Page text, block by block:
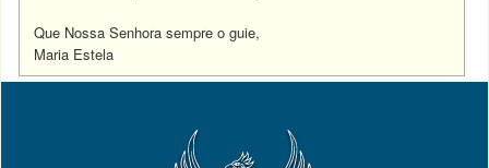
Que Nossa Senhora sempre o guie,
Maria Estela